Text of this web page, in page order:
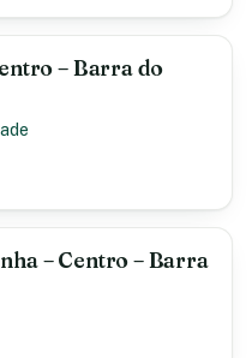
– Barra do
– Centro – Barra